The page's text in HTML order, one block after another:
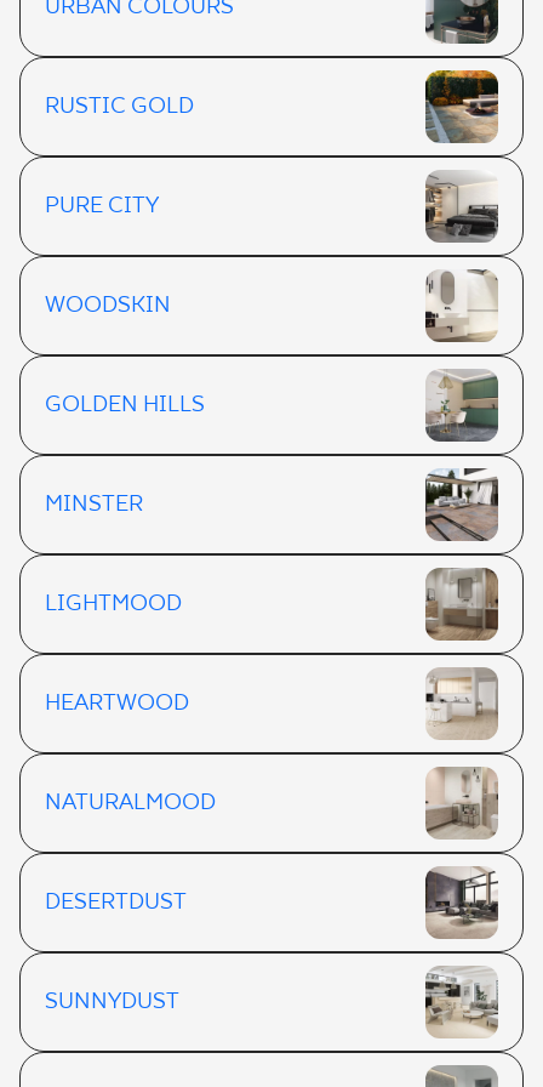
URBAN COLOURS
RUSTIC GOLD
PURE CITY
WOODSKIN
GOLDEN HILLS
MINSTER
LIGHTMOOD
HEARTWOOD
NATURALMOOD
DESERTDUST
SUNNYDUST